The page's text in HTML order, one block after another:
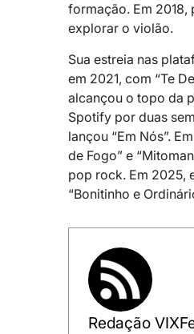
formação. Em 2018,
explorar o violão.
Sua estreia nas
em 2021, com “Te
alcançou o topo da
Spotify por duas
lançou “Em Nós”.
de Fogo” e
pop rock. Em 2025,
“Bonitinho e
Redação